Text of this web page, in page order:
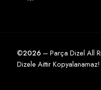
©2026 – Parça Dizel All
Dizele Aittir Kopyalanamaz!